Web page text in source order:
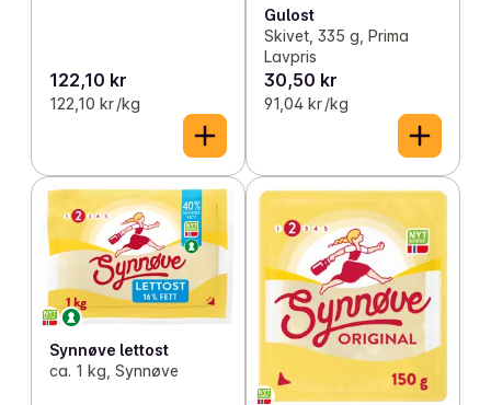
122,10 kr
122,10 kr /kg
Gulost
Skivet, 335 g, Prima
Lavpris
30,50 kr
91,04 kr /kg
Synnøve lettost
ca. 1 kg, Synnøve